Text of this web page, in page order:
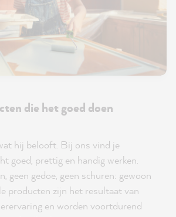
die het goed doen
hij belooft. Bij ons vind je
goed, prettig en handig werken.
geen gedoe, geen schuren: gewoon
producten zijn het resultaat van
en worden voortdurend